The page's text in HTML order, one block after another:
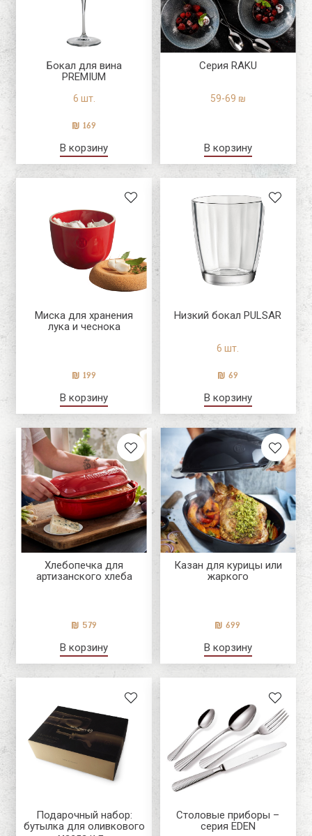
Бокал для вина
PREMIUM
6 шт.
169
В корзину
Серия RAKU
59-69 ₪
В корзину
Миска для хранения
лука и чеснока
199
В корзину
Низкий бокал PULSAR
6 шт.
69
В корзину
Хлебопечка для
артизанского хлеба
579
В корзину
Казан для курицы или
жаркого
699
В корзину
Подарочный набор:
бутылка для оливкового
Столовые приборы –
серия EDEN